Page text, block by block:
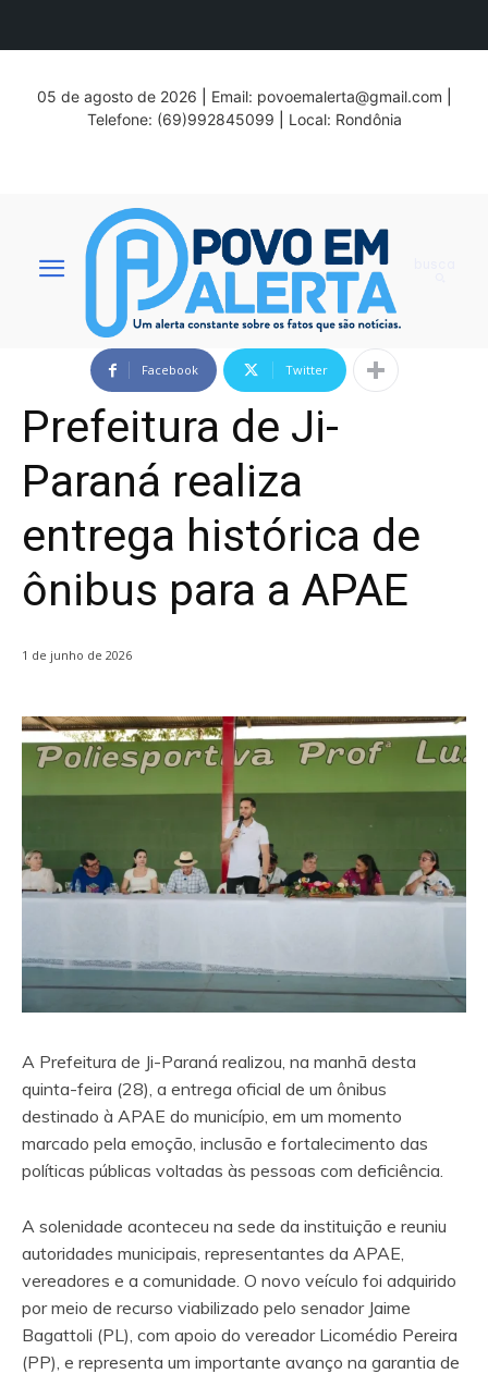
05 de agosto de 2026 Email: povoemalerta@gmail.com
Telefone: (69)992845099
Local: Rondônia
Facebook Twitter
Prefeitura de Ji-
Paraná realiza
entrega histórica de
ônibus para a APAE
1 de junho de 2026
A Prefeitura de Ji-Paraná realizou, na manhã desta
quinta-feira (28), a entrega oficial de um ônibus
destinado à APAE do município, em um momento
marcado pela emoção, inclusão e fortalecimento das
políticas públicas voltadas às pessoas com deficiência.
A solenidade aconteceu na sede da instituição e reuniu
autoridades municipais, representantes da APAE,
vereadores e a comunidade. O novo veículo foi adquirido
por meio de recurso viabilizado pelo senador Jaime
Bagattoli (PL), com apoio do vereador Licomédio Pereira
(PP), e representa um importante avanço na garantia de